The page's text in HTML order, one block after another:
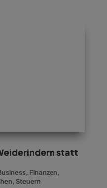
statt
, Finanzen,
, Steuern